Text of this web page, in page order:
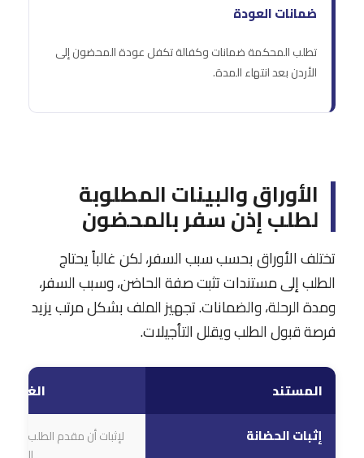
ضمانات العودة
تطلب المحكمة ضمانات وكفالة تكفل عودة المحضون إلى
الأردن بعد انتهاء المدة.
الأوراق والبينات المطلوبة
لطلب إذن سفر بالمحضون
تختلف الأوراق بحسب سبب السفر، لكن غالباً يحتاج
الطلب إلى مستندات تثبت صفة الحاضن، وسبب السفر،
ومدة الرحلة، والضمانات. تجهيز الملف بشكل مرتب يزيد
فرصة قبول الطلب ويقلل التأجيلات.
المستند الغرض
إثبات الحضانة
لإثبات أن مقدم الطلب هو